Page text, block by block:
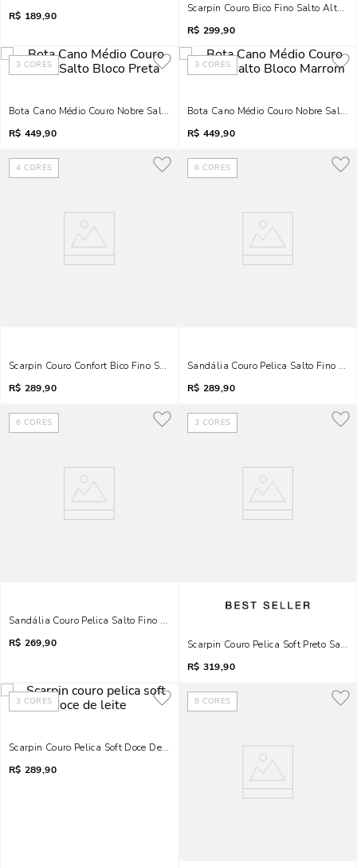
R$ 189,90
Scarpin Couro Bico Fino Salto Alto
R$ 299,90
3 CORES
Bota Cano Médio Couro Nobre Salto Bloco Preta
R$ 449,90
3 CORES
Bota Cano Médio Couro Nobre Salto
R$ 449,90
4 CORES
Scarpin Couro Confort Bico Fino Salto Agulha Vermelho Ruby
R$ 289,90
6 CORES
Sandália Couro Pelica Salto Fino
R$ 289,90
6 CORES
Sandália Couro Pelica Salto Fino Caramelo
R$ 269,90
3 CORES
Scarpin Couro Pelica Soft Preto Salto
R$ 319,90
3 CORES
Scarpin Couro Pelica Soft Doce De Leite
R$ 289,90
8 CORES